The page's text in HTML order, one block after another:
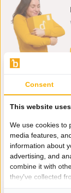
Ontvang de
je niet spammen,
Consent
This website
We use cookies to
media features,
information about
advertising, and
combine it with
they've collected